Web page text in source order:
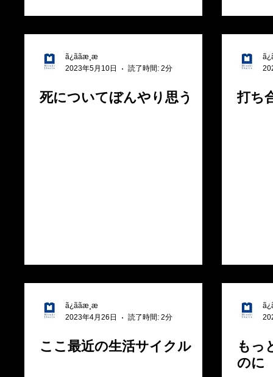
ã¿ããæ¸æ
2023年5月10日
読了時間: 2分
死についてぼんやり思う 打ち
ã¿ããæ¸æ
2023年4月26日
読了時間: 2分
ここ最近の生活サイクル
もっ
のに